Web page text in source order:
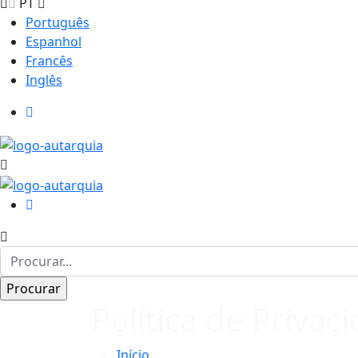
PT
Português
Espanhol
Francês
Inglês